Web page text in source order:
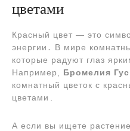
цветами
Красный цвет ― это
энергии․ В мире
которые радуют глаз
Например, Бромелия
комнатный цветок с
цветами․
А если вы ищете